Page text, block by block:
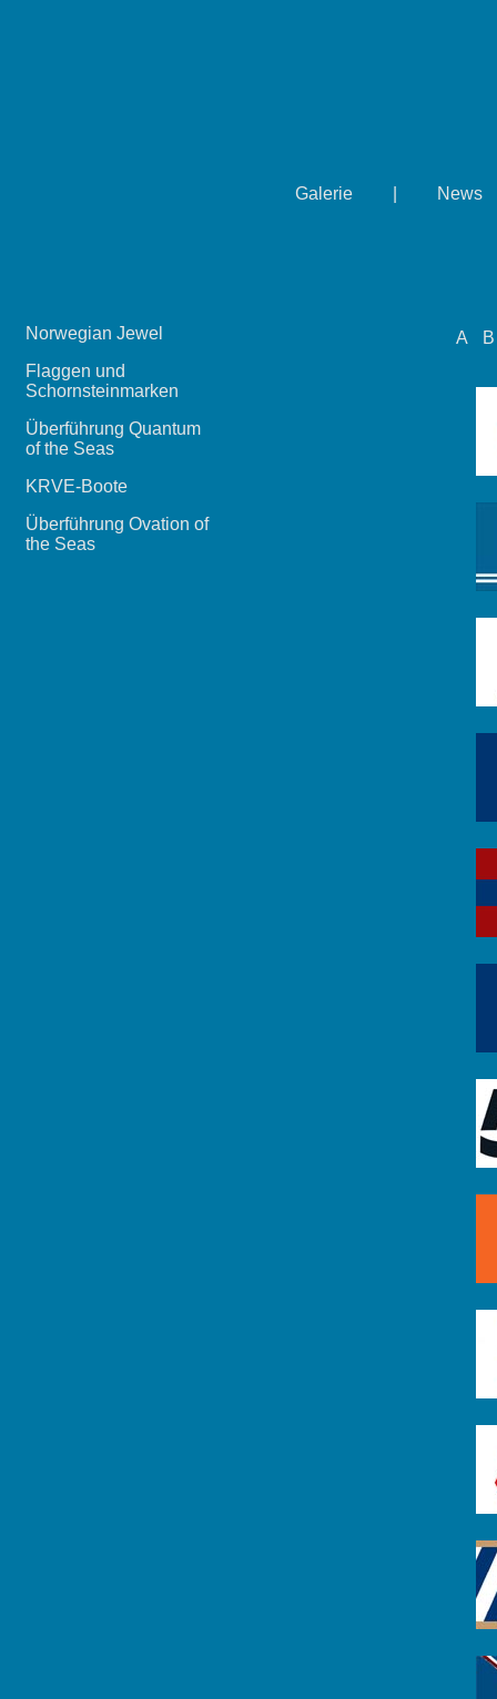
Galerie News
Norwegian Jewel
Flaggen und
Schornsteinmarken
Überführung Quantum
of the Seas
KRVE-Boote
Überführung Ovation of
the Seas
A B